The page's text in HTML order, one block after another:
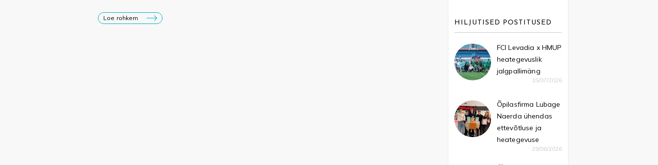
Loe rohkem
HILJUTISED POSTITUSED
FCI Levadia x HMUP
heategevuslik
jalgpallimäng
15/07/2026
Õpilasfirma Lubage
Naerda ühendas
ettevõtluse ja
heategevuse
29/06/2026